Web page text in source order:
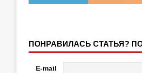
ПОНРАВИЛАСЬ СТАТЬЯ?
E-mail